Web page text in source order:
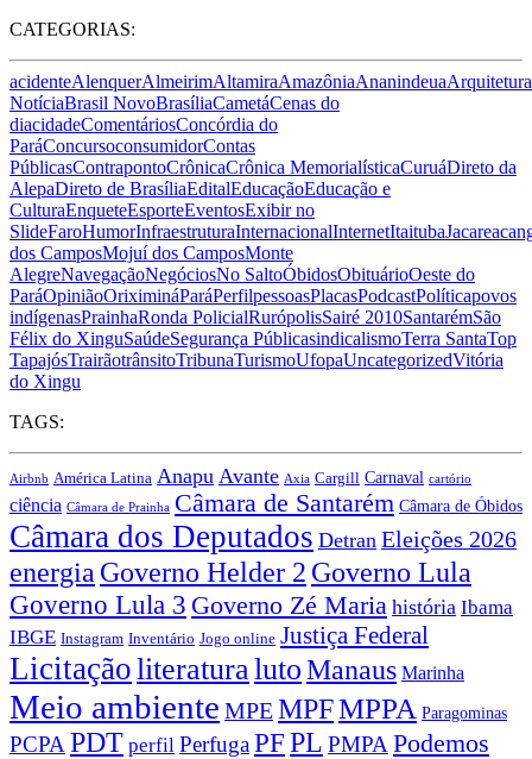
CATEGORIAS:
acidenteAlenquerAlmeirimAltamiraAmazôniaAnanindeuaArquitetura
NotíciaBrasil NovoBrasíliaCametáCenas do
diacidadeComentáriosConcórdia do
ParáConcursoconsumidorContas
PúblicasContrapontoCrônicaCrônica MemorialísticaCuruáDireto da
AlepaDireto de BrasíliaEditalEducaçãoEducação e
CulturaEnqueteEsporteEventosExibir no
SlideFaroHumorInfraestruturaInternacionalInternetItaituba
dos CamposMojuí dos CamposMonte
AlegreNavegaçãoNegóciosNo SaltoÓbidosObituárioOeste do
ParáOpiniãoOriximináParáPerfilpessoasPlacasPodcastPolíticapovos
indígenasPrainhaRonda PolicialRurópolisSairé 2010SantarémSão
Félix do XinguSaúdeSegurança PúblicasindicalismoTerra SantaTop
TapajósTrairãotrânsitoTribunaTurismoUfopaUncategorizedVitória
do Xingu
TAGS:
Airbnb América Latina Anapu Avante Axia Cargill Carnaval cartório
ciência Câmara de Prainha Câmara de Santarém Câmara de Óbidos
Câmara dos Deputados Detran Eleições 2026
energia Governo Helder 2 Governo Lula
Governo Lula 3 Governo Zé Maria história Ibama
IBGE Instagram Inventário Jogo online Justiça Federal
LicitaçãoliteraturalutoManaus Marinha
Meio ambiente MPEMPFMPPA Paragominas
PCPA PDT perfil PerfugaPFPL PMPA Podemos